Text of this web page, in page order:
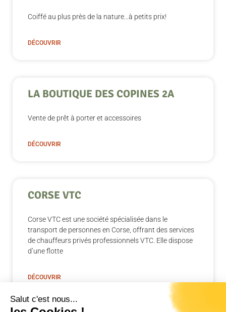
Salut c'est nous...
Coiffé au plus près de la nature…à petits prix!
DÉCOUVRIR
LA BOUTIQUE DES COPINES 2A
Vente de prêt à porter et accessoires
DÉCOUVRIR
CORSE VTC
Corse VTC est une société spécialisée dans le
transport de personnes en Corse, offrant des services
de chauffeurs privés professionnels VTC. Elle dispose
d’une flotte
DÉCOUVRIR